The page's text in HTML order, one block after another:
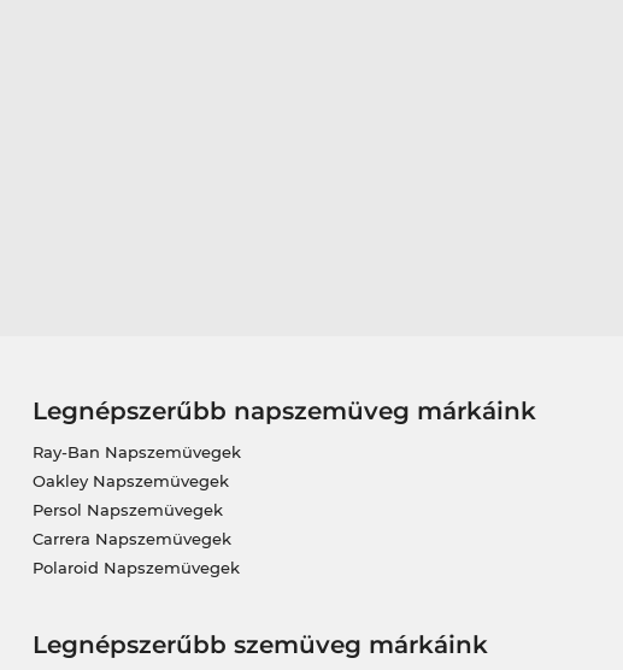
Legnépszerűbb napszemüveg márkáink
Ray-Ban Napszemüvegek
Oakley Napszemüvegek
Persol Napszemüvegek
Carrera Napszemüvegek
Polaroid Napszemüvegek
Legnépszerűbb szemüveg márkáink